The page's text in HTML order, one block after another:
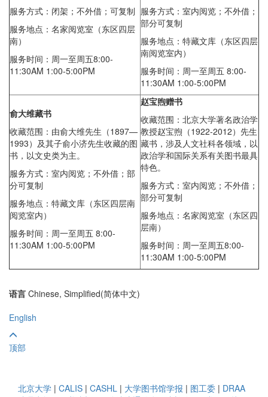
服务方式：闭架；不外借；可复制
服务地点：名家阅览室（东区四层
南）
服务时间： 周一至周五8:00-
11:30AM 1:00-5:00PM
服务方式：室内阅览；不外借；
部分可复制
服务地点：特藏文库（东区四层
南阅览室内）
服务时间：周一至周五 8:00-
11:30AM 1:00-5:00PM
俞大维藏书
收藏范围：由俞大维先生（1897—
1993）及其子俞小济先生收藏的图
书，以文史类为主。
服务方式：室内阅览；不外借；部
分可复制
服务地点：特藏文库（东区四层南
阅览室内）
服务时间：周一至周五 8:00-
11:30AM 1:00-5:00PM
赵宝煦赠书
收藏范围：北京大学著名政治学
教授赵宝煦（1922-2012）先生
藏书，涉及人文社科各领域，以
政治学和国际关系有关图书最具
特色。
服务方式：室内阅览；不外借；
部分可复制
服务地点：名家阅览室（东区四
层南）
服务时间： 周一至周五8:00-
11:30AM 1:00-5:00PM
语言 Chinese, Simplified(简体中文)
English
顶部
北京大学 | CALIS | CASHL | 大学图书馆学报 | 图工委 | DRAA